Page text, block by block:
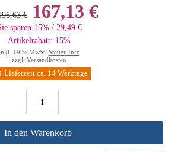
€ 167,13 €
sparen 15% / 29,49 €
Artikelrabatt: 15%
19 % MwSt. Steuer-Info
zzgl. Versandkosten
Lieferzeit ca. 14 Werktage
In den Warenkorb